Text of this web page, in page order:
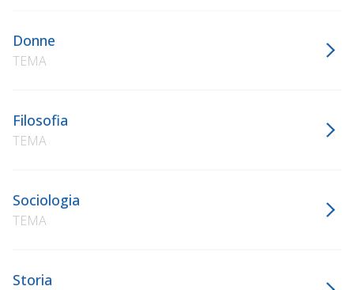
Donne
TEMA
Filosofia
TEMA
Sociologia
TEMA
Storia